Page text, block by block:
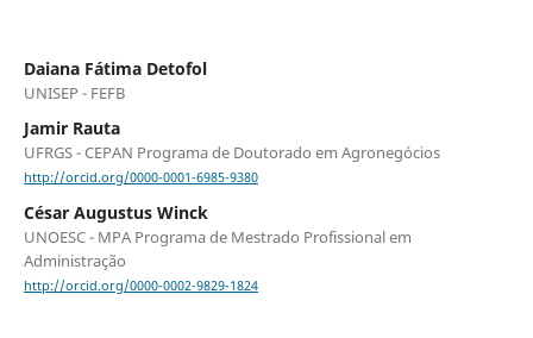
Daiana Fátima Detofol
UNISEP - FEFB
Jamir Rauta
UFRGS - CEPAN Programa de Doutorado em Agronegócios
http://orcid.org/0000-0001-6985-9380
César Augustus Winck
UNOESC - MPA Programa de Mestrado Profissional em
Administração
http://orcid.org/0000-0002-9829-1824